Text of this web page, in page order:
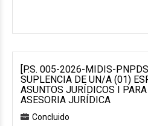
[P.S. 005-2026-MIDIS-
SUPLENCIA DE UN/A (01)
ASUNTOS JURÍDICOS I
ASESORIA JURÍDICA
Concluido